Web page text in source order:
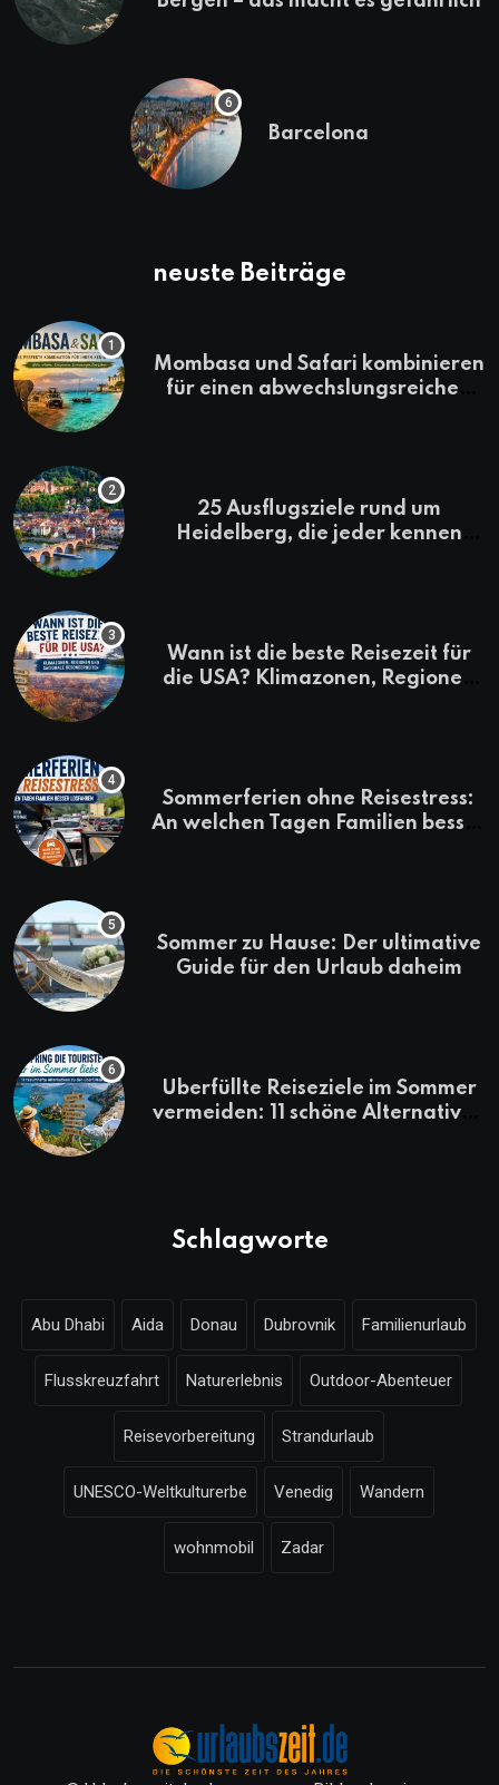
Barcelona
neuste Beiträge
Mombasa und Safari kombinieren
für einen abwechslungsreichen
25 Ausflugsziele rund um
Heidelberg, die jeder kennen
Wann ist die beste Reisezeit für
die USA? Klimazonen, Regionen
Sommerferien ohne Reisestress:
An welchen Tagen Familien besser
Sommer zu Hause: Der ultimative
Guide für den Urlaub daheim
Überfüllte Reiseziele im Sommer
vermeiden: 11 schöne Alternativen
Schlagworte
Abu Dhabi Aida Donau Dubrovnik Familienurlaub
Flusskreuzfahrt Naturerlebnis Outdoor-Abenteuer
Reisevorbereitung Strandurlaub
UNESCO-Weltkulturerbe Venedig Wandern
wohnmobil Zadar